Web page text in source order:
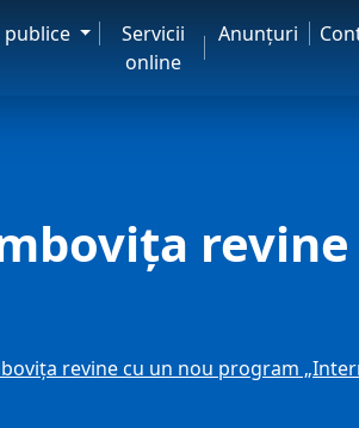
Servicii
online
Anunţuri
revine cu un nou program